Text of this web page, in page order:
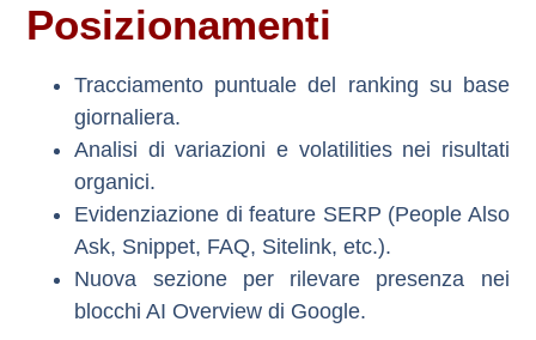
Posizionamenti
Tracciamento puntuale del ranking su base
giornaliera.
Analisi di variazioni e volatilities nei risultati
organici.
Evidenziazione di feature SERP (People Also
Ask, Snippet, FAQ, Sitelink, etc.).
Nuova sezione per rilevare presenza nei
blocchi AI Overview di Google.